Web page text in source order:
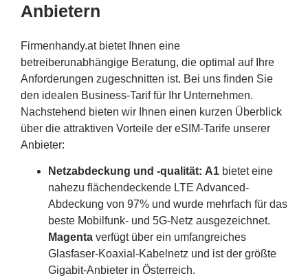
Anbietern
Firmenhandy.at bietet Ihnen eine
betreiberunabhängige Beratung, die optimal auf Ihre
Anforderungen zugeschnitten ist. Bei uns finden Sie
den idealen Business-Tarif für Ihr Unternehmen.
Nachstehend bieten wir Ihnen einen kurzen Überblick
über die attraktiven Vorteile der eSIM-Tarife unserer
Anbieter:
Netzabdeckung und -qualität: A1 bietet eine
nahezu flächendeckende LTE Advanced-
Abdeckung von 97% und wurde mehrfach für das
beste Mobilfunk- und 5G-Netz ausgezeichnet.
Magenta verfügt über ein umfangreiches
Glasfaser-Koaxial-Kabelnetz und ist der größte
Gigabit-Anbieter in Österreich.